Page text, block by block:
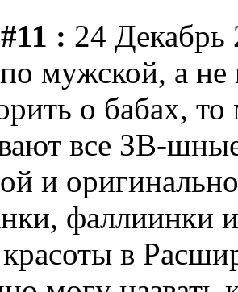
: 24 Декабрь
мужской, а не
о бабах,
все ЗВ-
и
фаллиинки
в